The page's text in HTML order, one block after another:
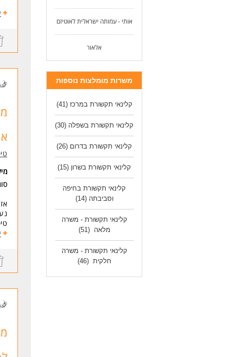
אותי - עמותה ישראלית לאוטיזם
אלאור
משרות מומלצות נוספות
קלינאי תקשורת במרכז (41)
קלינאי תקשורת בשפלה (30)
קלינאי תקשורת בדרום (26)
קלינאי תקשורת בשרון (15)
קלינאי תקשורת בחיפה
וסביבתה (14)
קלינאי תקשורת - משרה
מלאה (51)
קלינאי תקשורת - משרה
חלקית (46)
*
*
*
*
*